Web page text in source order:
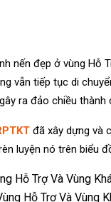
nến đẹp ở vùng Hỗ
vẫn tiếp tục di
ra đảo chiều thành
đã xây dựng và
luyện nó trên biểu
Hỗ Trợ Và Vùng
Hỗ Trợ Và Vùng